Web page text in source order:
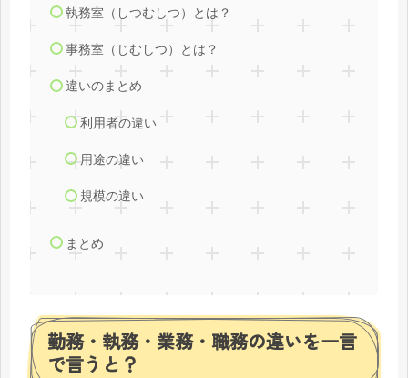
執務室（しつむしつ）とは？
事務室（じむしつ）とは？
違いのまとめ
利用者の違い
用途の違い
規模の違い
まとめ
勤務・執務・業務・職務の違いを一言
で言うと？